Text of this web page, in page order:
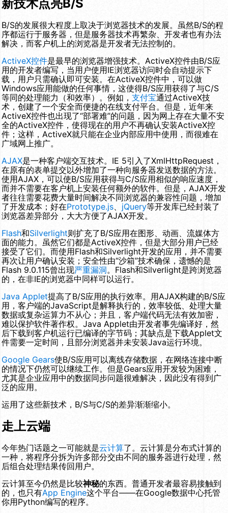
新技术点亮B/S
B/S的发展很大程度上取决于浏览器技术的发展。虽然B/S的程
序都运行于服务器，但是服务器技术再繁杂、开发者也有办法
解决，而客户机上的浏览器是开发者无法控制的。
ActiveX控件是最早的浏览器增强技术。ActiveX控件由B/S应
用的开发者编写，当用户使用IE浏览器访问时会自动提示下
载，用户只需确认即可安装。在ActiveX控件中，可以做
Windows应用能做的任何事情，这使得B/S应用获得了与C/S
等同的处理能力（和效率）。例如，支付宝通过ActiveX技
术，创建了一个安全而便捷的在线支付平台。但是，近年来
ActiveX控件也出现了“部署难”的问题，因为网上存在大量不安
全的ActiveX控件，使得现在的用户不再确认安装ActiveX控
件；这样，ActiveX就只能在企业内部应用中使用，而很难在
广域网上推广。
AJAX是一种客户端交互技术。IE 5引入了XmlHttpRequest，
在原有的表单提交以外增加了一种向服务器发送数据的方法。
使用AJAX，可以使B/S应用获得与C/S应用相似的响应速度，
而并不需要在客户机上安装任何额外的软件。但是，AJAX开发
者往往需要花费大量时间解决不同浏览器的兼容性问题，增加
了开发成本；好在Prototype.js、 jQuery等开发库已经封装了
浏览器差异部分，大大方便了AJAX开发。
Flash和Silverlight则扩充了B/S应用在图形、动画、流媒体方
面的能力。虽然它们都是ActiveX控件，但是大部分用户已经
接受了它们。而使用Flash和Silverlight开发的应用，并不需要
再次让用户确认安装；安全性由“沙箱”技术确保，遗憾的是
Flash 9.0.115曾出现严重漏洞。Flash和Silverlight是跨浏览器
的，在非IE的浏览器中同样可以运行。
Java Applet提高了B/S应用的执行效率。用AJAX构建的B/S应
用，客户端的JavaScript是解释执行的，效率较低、处理大量
数据或复杂运算力不从心；并且，客户端代码无法有效加密，
难以保护软件著作权。Java Applet由开发者事先编译好，然
后下载到客户机运行已编译的字节码；其缺点是下载Applet文
件需要一定时间，且部分浏览器并未安装Java运行环境。
Google Gears使B/S应用可以离线存储数据，在网络连接中断
的情况下仍然可以继续工作。但是Gears应用开发较为困难，
尤其是企业应用中的数据同步问题很难解决，因此没有得到广
泛的应用。
运用了这些新技术，B/S与C/S的差异渐渐缩小。
走上云端
今年热门话题之一可能就是云计算了。云计算是分布式计算的
一种，将程序分拆为许多部分交由不同的服务器进行处理，然
后组合处理结果传回用户。
云计算至今仍然是比较神秘的东西。普通开发者最容易接触到
的，也只有App Engine这个平台——在Google数据中心托管
你用Python编写的程序。